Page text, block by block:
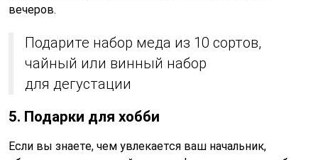
вечеров.
Подарите набор меда из 10 сортов,
чайный или винный набор
для дегустации
5. Подарки для хобби
Если вы знаете, чем увлекается ваш начальник,